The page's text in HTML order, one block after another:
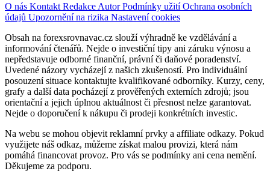
O nás Kontakt Redakce AutorPodmínky užitíOchrana osobních
údajů Upozornění na rizika Nastavení cookies
Obsah na forexsrovnavac.cz slouží výhradně ke vzdělávání a
informování čtenářů. Nejde o investiční tipy ani záruku výnosu a
nepředstavuje odborné finanční, právní či daňové poradenství.
Uvedené názory vycházejí z našich zkušeností. Pro individuální
posouzení situace kontaktujte kvalifikované odborníky. Kurzy, ceny,
grafy a další data pocházejí z prověřených externích zdrojů; jsou
orientační a jejich úplnou aktuálnost či přesnost nelze garantovat.
Nejde o doporučení k nákupu či prodeji konkrétních investic.
Na webu se mohou objevit reklamní prvky a affiliate odkazy. Pokud
využijete náš odkaz, můžeme získat malou provizi, která nám
pomáhá financovat provoz. Pro vás se podmínky ani cena nemění.
Děkujeme za podporu.